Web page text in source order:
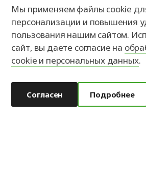
специалистом после оценки всех технических
Для получения более подробной и точной
возможности его приобретения необходимо
официальному представителю.
Обработка персональных данных
Мы применяем файлы cookie
персонализации и повышения
пользования нашим сайтом.
сайт, вы даете согласие на
cookie и персональных данных.
Согласен Подробнее